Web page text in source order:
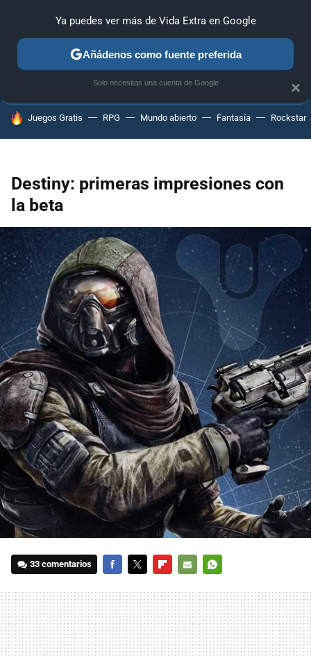
ANÁLISIS GUÍAS Y TRUCOS PC SONY NINTENDO
HOY SE HABLA DE
Juegos Gratis RPG Mundo abierto Fantasía Rockstar
Destiny: primeras impresiones con
la beta
33 comentarios
MAIL
×
Ya puedes ver más de Vida Extra en Google
Añádenos como fuente preferida
Solo necesitas una cuenta de Google